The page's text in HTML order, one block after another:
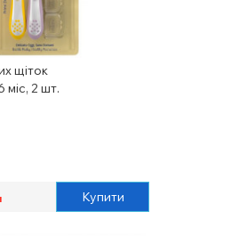
щіток
2 шт.
Купити